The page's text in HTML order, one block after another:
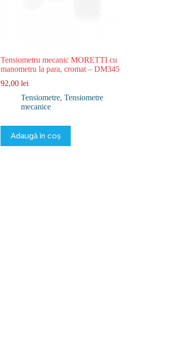
Tensiometru mecanic MORETTI cu
manometru la para, cromat – DM345
92,00 lei
Tensiometre, Tensiometre
mecanice
Adaugă în coș